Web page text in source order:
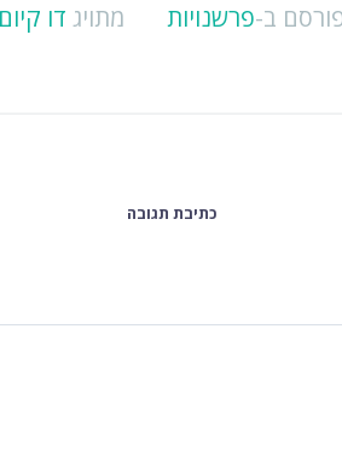
ב-פרשנויות מתויג דו
כתיבת תגובה